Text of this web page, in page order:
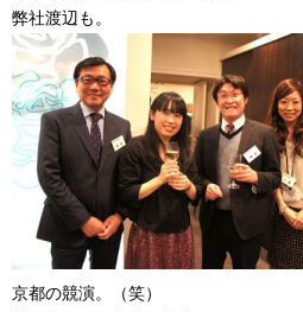
弊社渡辺も。
京都の競演。（笑）